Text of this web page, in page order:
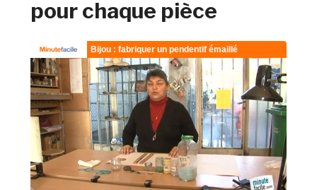
pour chaque pièce